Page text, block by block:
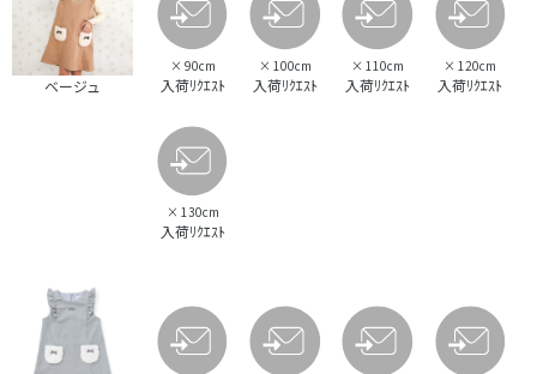
ベージュ
× 90cm
入荷ﾘｸｴｽﾄ
× 100cm
入荷ﾘｸｴｽﾄ
× 110cm
入荷ﾘｸｴｽﾄ
× 120cm
入荷ﾘｸｴｽﾄ
× 130cm
入荷ﾘｸｴｽﾄ